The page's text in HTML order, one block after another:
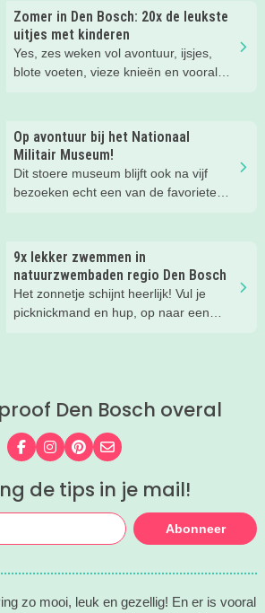
jeugdvoorstellingen, creatieve
workshops, straattheater en het
gezellige familieplein IK MAAK MEE.
Omdat er iedere dag zoveel te beleven
gezin past.
Zomer in Den Bosch: 20x de leukste
uitjes met kinderen
Yes, zes weken vol avontuur, ijsjes,
blote voeten, vieze knieën en vooral
zomertips, een gratis bucketlist én
zelfs een exclusieve Kidsproof-deal
voor je verzameld.
Op avontuur bij het Nationaal
Militair Museum!
Dit stoere museum blijft ook na vijf
bezoeken echt een van de favoriete
ze zo leuk vinden aan het NMM. ‘De
mega coole vliegtuigen overal’, ‘de
stormbaan buiten’, ‘de Xplore’ en het
'zelf in een mini-jeep rijden’. Voor ons
dus alle reden om nog een keer te
9x lekker zwemmen in
natuurzwembaden regio Den Bosch
Het zonnetje schijnt heerlijk! Vul je
picknickmand en hup, op naar een
Tijd om lekker aftekoelen in het
Den Bosch overal
Volg ons op Facebook
Volg ons op Instagram
Volg ons op Pinterest
Mail ons
de tips in je mail!
Abonneer
zo mooi, leuk en gezellig! En er is vooral